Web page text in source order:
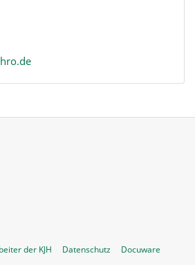
der KJH Datenschutz
Docuware